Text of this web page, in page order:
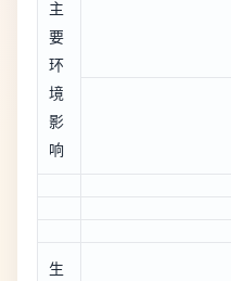
主
要
环
境
影
响
生